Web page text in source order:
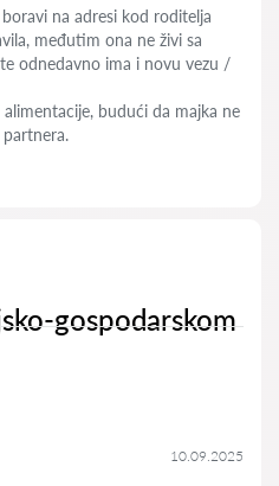
na adresi kod roditelja
međutim ona ne živi sa
odnedavno ima i novu vezu /
budući da majka ne
gospodarskom
10.09.2025